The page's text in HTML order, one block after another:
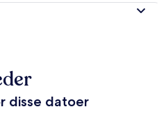
disse datoer